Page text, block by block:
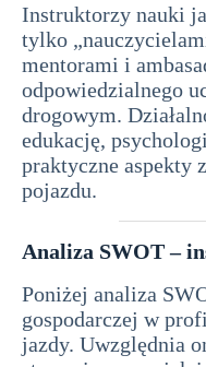
Instruktorzy nauki
tylko
mentorami i
odpowiedzialnego
drogowym.
edukację,
praktyczne aspekty
pojazdu.
Analiza SWOT –
Poniżej analiza
gospodarczej w
jazdy. Uwzględnia